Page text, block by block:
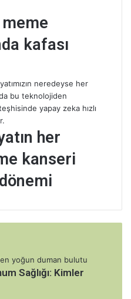
meme
kafası
her
kanseri
Sağlığı: Kimler